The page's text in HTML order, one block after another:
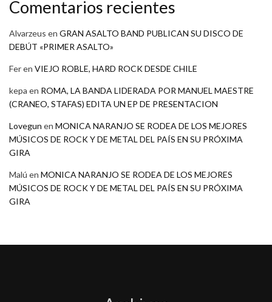
Comentarios recientes
Alvarzeus en GRAN ASALTO BAND PUBLICAN SU DISCO DE
DEBÚT «PRIMER ASALTO»
Feren VIEJO ROBLE, HARD ROCK DESDE CHILE
kepa en ROMA, LA BANDA LIDERADA POR MANUEL MAESTRE
(CRANEO, STAFAS) EDITA UN EP DE PRESENTACION
Lovegun en MONICA NARANJO SE RODEA DE LOS MEJORES
MÚSICOS DE ROCK Y DE METAL DEL PAÍS EN SU PRÓXIMA
GIRA
Malú en MONICA NARANJO SE RODEA DE LOS MEJORES
MÚSICOS DE ROCK Y DE METAL DEL PAÍS EN SU PRÓXIMA
GIRA